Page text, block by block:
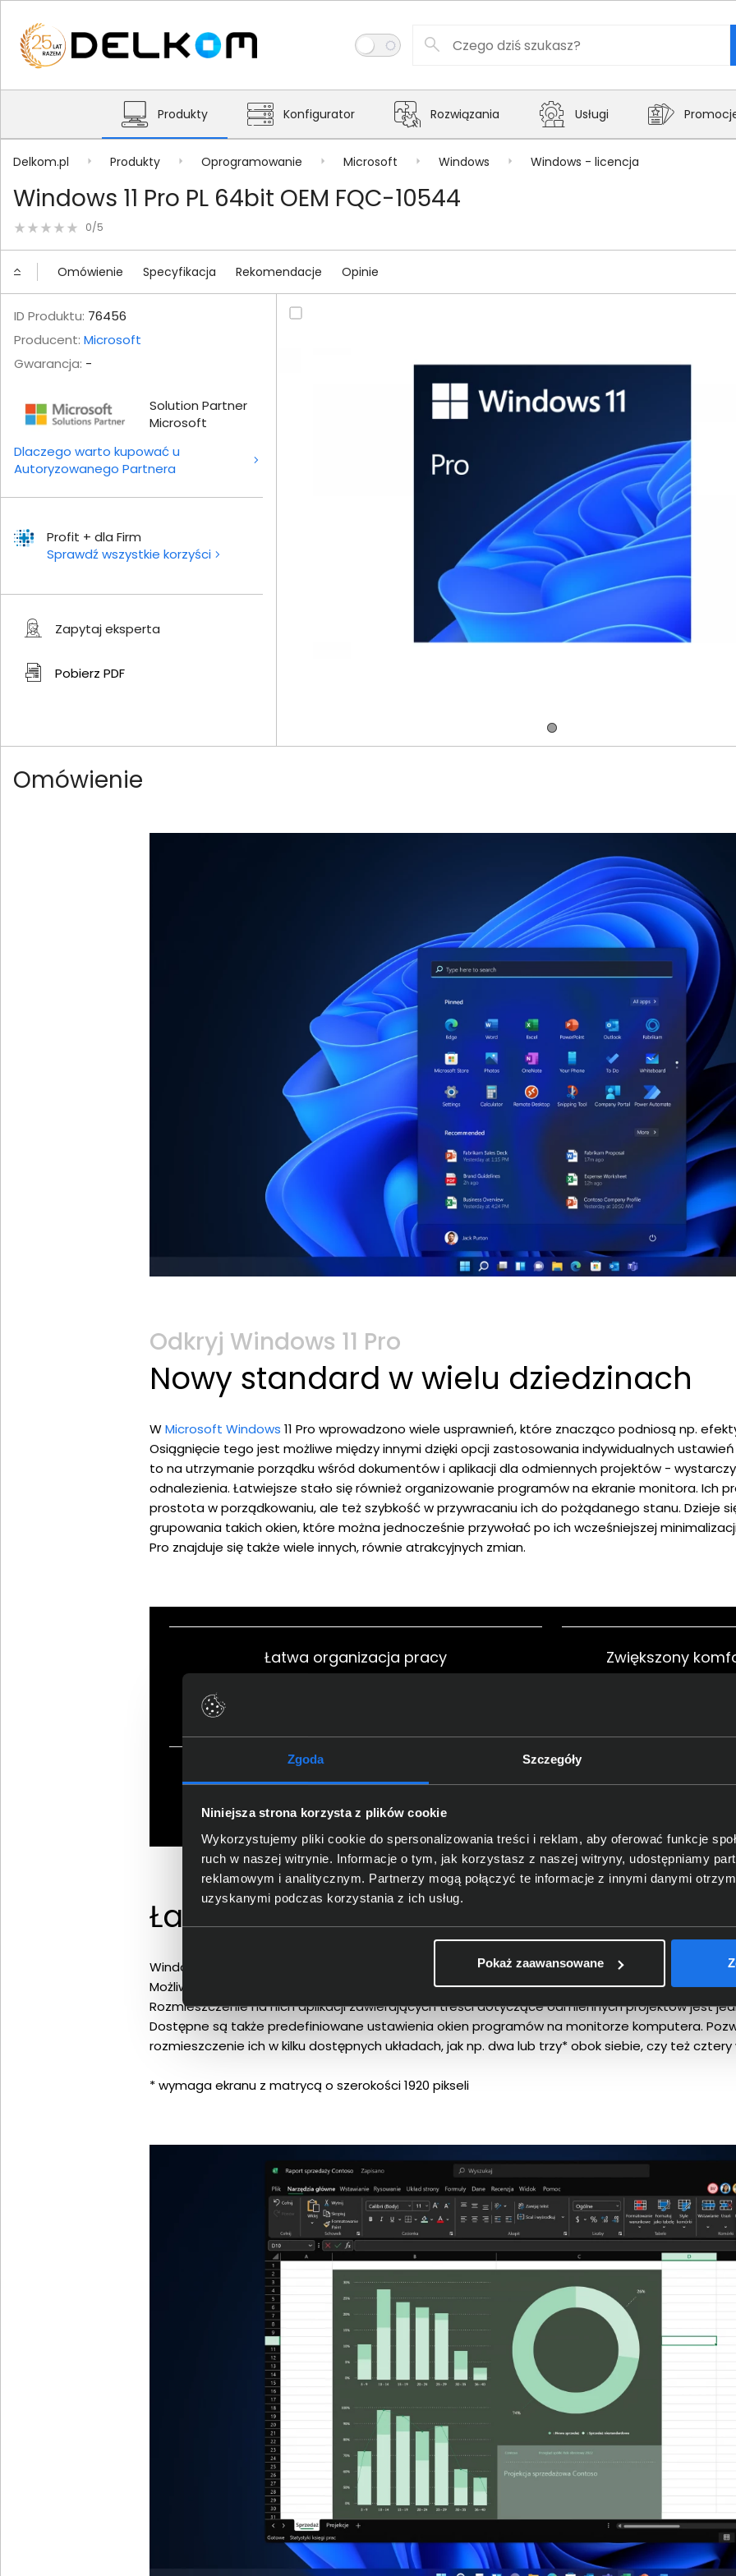
Zgoda Szczegóły
Niniejsza strona korzysta z plików cookie
Wykorzystujemy pliki cookie do spersonalizowania treści i reklam, aby oferować funkcje
ruch w naszej witrynie. Informacje o tym, jak korzystasz z naszej witryny, udostępniamy
reklamowym i analitycznym. Partnerzy mogą połączyć te informacje z innymi danymi
uzyskanymi podczas korzystania z ich usług.
Pokaż zaawansowane
Produkty Konfigurator Rozwiązania Usługi
Delkom.pl Produkty Oprogramowanie Microsoft Windows Windows - licencja
Windows 11 Pro PL 64bit OEM FQC-10544
0/5
Omówienie Specyfikacja Rekomendacje Opinie
ID Produktu: 76456
Producent: Microsoft
Gwarancja: -
Solution Partner
Microsoft
Dlaczego warto kupować u
Autoryzowanego Partnera
Profit + dla Firm
Sprawdź wszystkie korzyści
Zapytaj eksperta
Pobierz PDF
Omówienie
Odkryj Windows 11 Pro
Nowy standard w wielu dziedzinach
WMicrosoft Windows 11 Pro wprowadzono wiele usprawnień, które znacząco podniosą np.
Osiągnięcie tego jest możliwe między innymi dzięki opcji zastosowania indywidualnych
to na utrzymanie porządku wśród dokumentów i aplikacji dla odmiennych projektów -
odnalezienia. Łatwiejsze stało się również organizowanie programów na ekranie monitora. Ich
prostota w porządkowaniu, ale też szybkość w przywracaniu ich do pożądanego stanu. Dzieje
grupowania takich okien, które można jednocześnie przywołać po ich wcześniejszej
Pro znajduje się także wiele innych, równie atrakcyjnych zmian.
Łatwa organizacja pracy Zwiększony
Informacje w zasięgu ręki
Łatwa organizacja pracy
Windows 11 udostępnia swoim użytkownikom nowe sposoby wyświetlania wielu treści
Możliwość zastosowania indywidualnych ustawień dla każdego ze stworzonych pulpitów
Rozmieszczenie na nich aplikacji zawierających treści dotyczące odmiennych projektów jest
Dostępne są także predefiniowane ustawienia okien programów na monitorze komputera.
rozmieszczenie ich w kilku dostępnych układach, jak np. dwa lub trzy* obok siebie, czy też
* wymaga ekranu z matrycą o szerokości 1920 pikseli